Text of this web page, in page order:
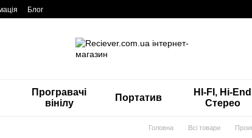
Блог
Програвачі
вінілу
Портатив
HI-FI, Hi-End
Стерео
Головна Всі товари